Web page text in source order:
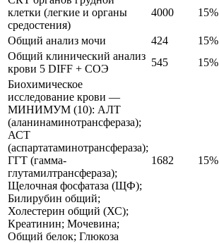
клетки (легкие и органы
средостения)
4000 15%
Общий анализ мочи 424 15%
Общий клинический анализ
крови 5 DIFF + СОЭ
545 15%
Биохимическое
исследование крови —
МИНИМУМ (10): АЛТ
(аланинаминотрансфераза);
АСТ
(аспартатаминотрансфераза);
ГГТ (гамма-
глутамилтрансфераза);
Щелочная фосфатаза (ЩФ);
Билирубин общий;
Холестерин общий (ХС);
Креатинин; Мочевина;
Общий белок; Глюкоза
1682 15%